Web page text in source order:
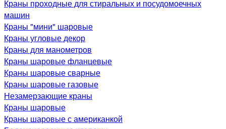
Краны проходные для стиральных и посудомоечных
машин
Краны "мини" шаровые
Краны угловые декор
Краны для манометров
Краны шаровые фланцевые
Краны шаровые сварные
Краны шаровые газовые
Незамерзающие краны
Краны шаровые
Краны шаровые с американкой